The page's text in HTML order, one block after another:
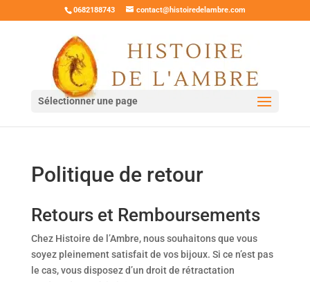
0682188743 contact@histoiredelambre.com
Sélectionner une page
Politique de retour
Retours et Remboursements
Chez Histoire de l’Ambre, nous souhaitons que vous
soyez pleinement satisfait de vos bijoux. Si ce n’est pas
le cas, vous disposez d’un droit de rétractation